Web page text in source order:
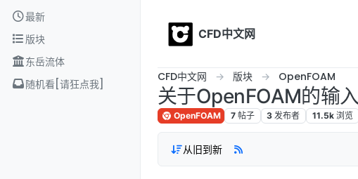
Skip to content
最新
版块
东岳流体
随机看[请狂点我]
CFD中文网
CFD中文网 版块 OpenFOAM
关于OpenFOAM的输
OpenFOAM 7 帖子 3 发布者 11.5k 浏览
从旧到新